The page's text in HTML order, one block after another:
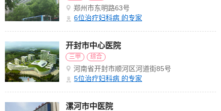
郑州市东明路63号
6位治疗妇科病 的专家
开封市中心医院
三甲 综合
河南省开封市顺河区河道街85号
5位治疗妇科病 的专家
漯河市中医院